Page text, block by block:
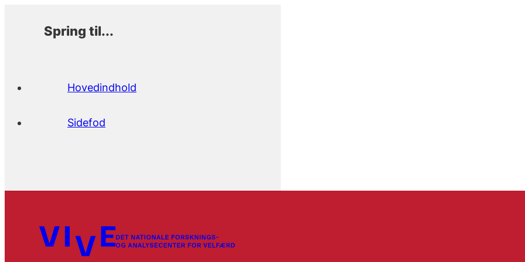
Spring til...
Hovedindhold
Sidefod